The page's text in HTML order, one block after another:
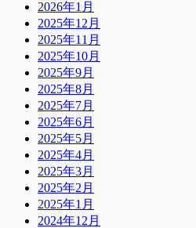
2026年1月
2025年12月
2025年11月
2025年10月
2025年9月
2025年8月
2025年7月
2025年6月
2025年5月
2025年4月
2025年3月
2025年2月
2025年1月
2024年12月